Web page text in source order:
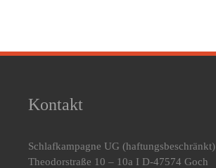
Kontakt
Schlafkampagne UG (haftungsbeschränkt)
Theodorstraße 10 – 10a I D-47574 Goch